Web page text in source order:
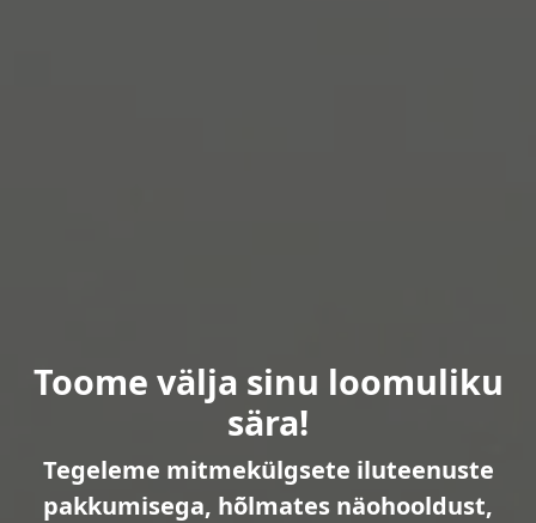
Toome välja sinu loomuliku
sära!
Tegeleme mitmekülgsete iluteenuste
pakkumisega, hõlmates näohooldust,